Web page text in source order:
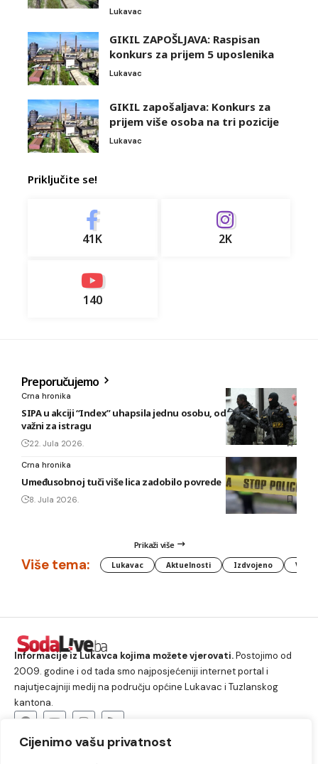
Cijenimo vašu privatnost
Lukavac
GIKIL ZAPOŠLJAVA: Raspisan
konkurs za prijem 5 uposlenika
Lukavac
GIKIL zapošaljava: Konkurs za
prijem više osoba na tri pozicije
Lukavac
Priključite se!
41K 2K
140
Preporučujemo
Crna hronika
SIPA u akciji “Index” uhapsila jednu osobu, oduzeti predmeti
važni za istragu
22. Jula 2026.
Crna hronika
Umeđusobnoj tuči više lica zadobilo povrede
8. Jula 2026.
Prikaži više
Više tema: Lukavac Aktuelnosti Izdvojeno
Informacije iz Lukavca kojima možete vjerovati.Postojimo od
2009. godine i od tada smo najposjećeniji internet portal i
najutjecajniji medij na području općine Lukavac i Tuzlanskog
kantona.